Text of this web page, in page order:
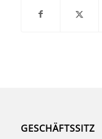
GESCHÄFTSSITZ